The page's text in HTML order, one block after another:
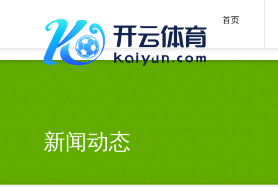
开云官网切尔西赞助商(2025已更新(最新/官方/入口)
首页
新闻动态